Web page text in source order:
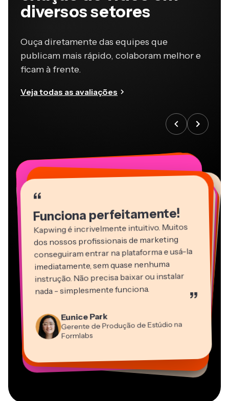
diversos setores
Ouça diretamente das equipes que
publicam mais rápido, colaboram melhor e
ficam à frente.
Veja todas as avaliações
“
Funciona perfeitamente!
Kapwing é incrivelmente intuitivo. Muitos
dos nossos profissionais de marketing
conseguiram entrar na plataforma e usá-la
imediatamente, sem quase nenhuma
instrução. Não precisa baixar ou instalar
nada - simplesmente funciona. ”
Eunice Park
Gerente de Produção de Estúdio na
Formlabs
“
Vannesia Darby
“
Grant Taleck
Panos Papagapiou
Sócio-Diretor na EPATHLON
“
Kerry-lee Farla
Gracie Peng
Diretor de Conteúdo
“
Martin James
Heidi Rae
Educação
“
Natasha Ball
Consultor
“
Mitch Rawlings
“
Dina Segovia
Freelancer Virtual